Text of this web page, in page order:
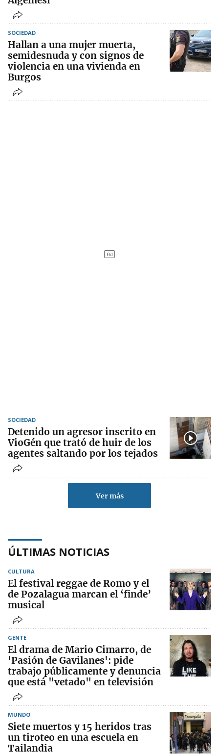
SOCIEDAD
Hallan a una mujer muerta,
semidesnuda y con signos de
violencia en una vivienda en
Burgos
SOCIEDAD
Detenido un agresor inscrito en
VioGén que trató de huir de los
agentes saltando por los tejados
Ver más
ÚLTIMAS NOTICIAS
CULTURA
El festival reggae de Romo y el
de Pozalagua marcan el ‘finde’
musical
GENTE
El drama de Mario Cimarro, de
'Pasión de Gavilanes': pide
trabajo públicamente y denuncia
que está "vetado" en televisión
MUNDO
Siete muertos y 15 heridos tras
un tiroteo en una escuela en
Tailandia